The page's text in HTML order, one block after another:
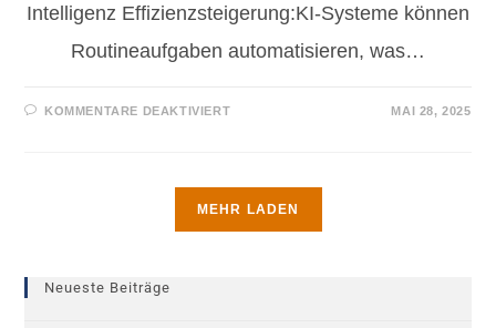
Intelligenz Effizienzsteigerung:KI-Systeme können
Routineaufgaben automatisieren, was…
KOMMENTARE DEAKTIVIERT MAI 28, 2025
MEHR LADEN
Neueste Beiträge